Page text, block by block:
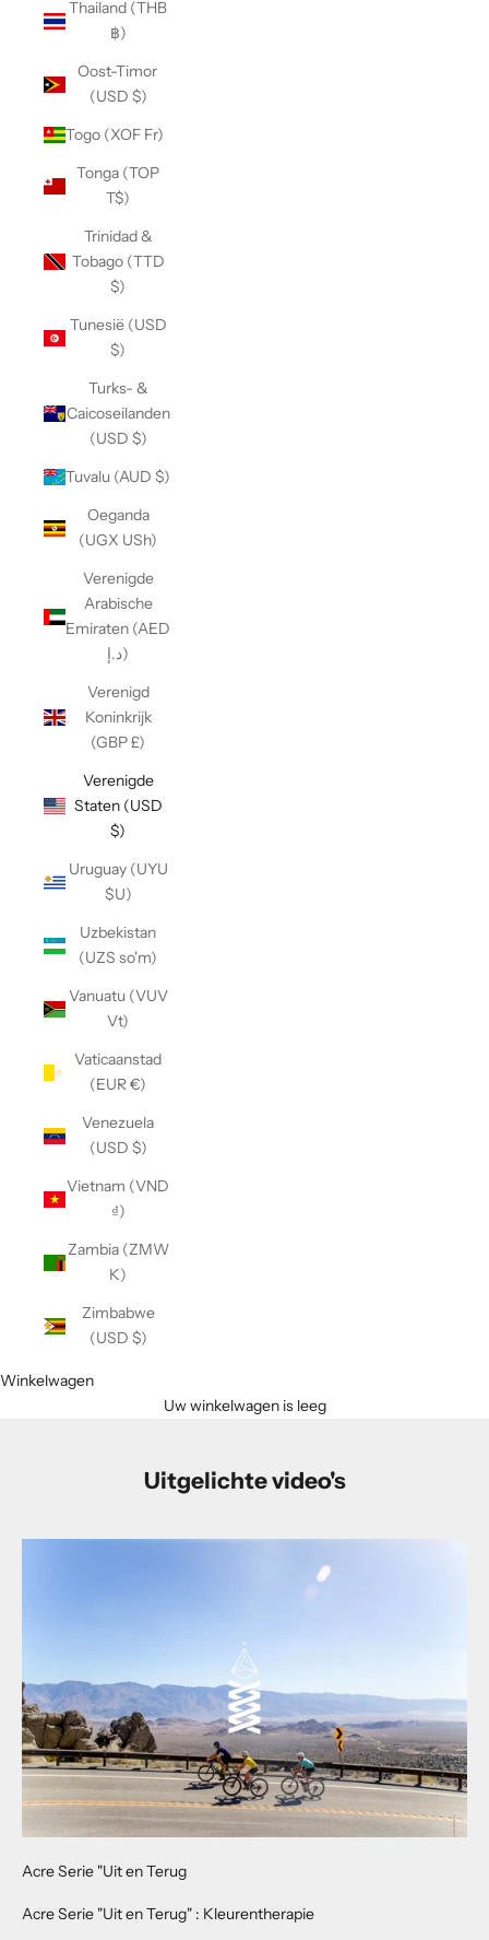
Thailand (THB
฿)
Oost-Timor
(USD $)
Togo (XOF Fr)
Tonga (TOP
T$)
Trinidad &
Tobago (TTD
$)
Tunesië (USD
$)
Turks- &
Caicoseilanden
(USD $)
Tuvalu (AUD $)
Oeganda
(UGX USh)
Verenigde
Arabische
Emiraten (AED
د.إ)
Verenigd
Koninkrijk
(GBP £)
Verenigde
Staten (USD
$)
Uruguay (UYU
$U)
Uzbekistan
(UZS so'm)
Vanuatu (VUV
Vt)
Vaticaanstad
(EUR €)
Venezuela
(USD $)
Vietnam (VND
₫)
Zambia (ZMW
K)
Zimbabwe
(USD $)
Winkelwagen
Uw winkelwagen is leeg
Uitgelichte video's
Acre Serie "Uit en Terug
Acre Serie "Uit en Terug" : Kleurentherapie